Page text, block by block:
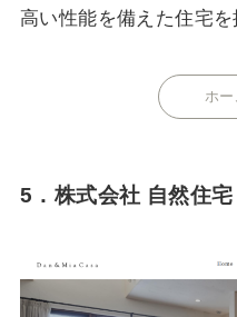
高い性能を備えた住宅を
ホ
5．株式会社 自然住宅